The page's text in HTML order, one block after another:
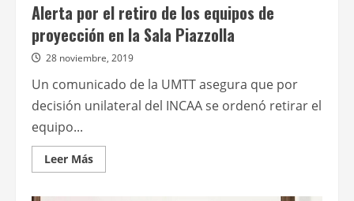
Alerta por el retiro de los equipos de
proyección en la Sala Piazzolla
28 noviembre, 2019
Un comunicado de la UMTT asegura que por
decisión unilateral del INCAA se ordenó retirar el
equipo...
Leer MásLeer
más